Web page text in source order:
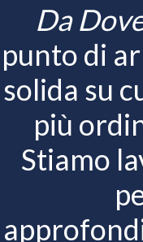
Da
punto di
solida su
più
Stiamo